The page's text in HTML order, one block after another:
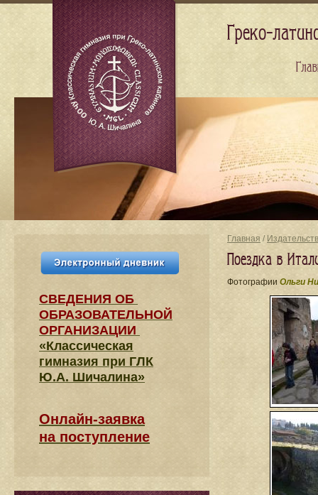
Главная /
Поездка в
Фотографии Ольги
СВЕДЕНИЯ​ ОБ
ОБРАЗОВАТЕЛЬНОЙ
ОРГАНИЗАЦИИ
«Классическая
гимназия при ГЛК
Ю.А. Шичалина»
Онлайн-заявка
на поступление
Греко-